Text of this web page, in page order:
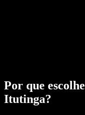
Por que
Itutinga?